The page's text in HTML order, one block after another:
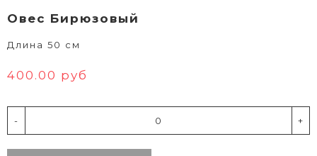
Овес Бирюзовый
Длина 50 см
400.00 руб
- +